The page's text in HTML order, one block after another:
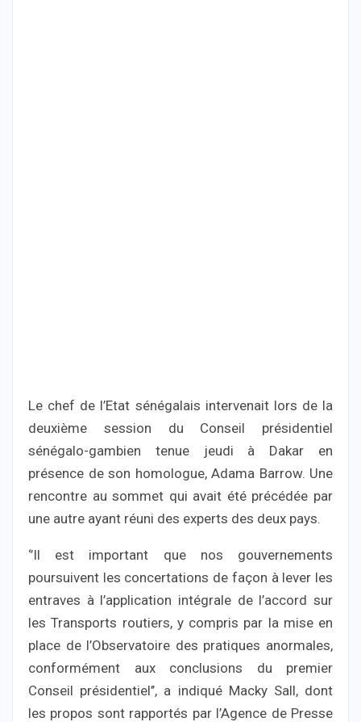
Le chef de l’Etat sénégalais intervenait lors de la
deuxième session du Conseil présidentiel
sénégalo-gambien tenue jeudi à Dakar en
présence de son homologue, Adama Barrow. Une
rencontre au sommet qui avait été précédée par
une autre ayant réuni des experts des deux pays.
‘’Il est important que nos gouvernements
poursuivent les concertations de façon à lever les
entraves à l’application intégrale de l’accord sur
les Transports routiers, y compris par la mise en
place de l’Observatoire des pratiques anormales,
conformément aux conclusions du premier
Conseil présidentiel’’, a indiqué Macky Sall, dont
les propos sont rapportés par l’Agence de Presse